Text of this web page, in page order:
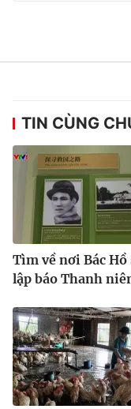
® Cấm sao chép dưới
thuận bằng văn bản.
thông tin từ website
TIN CÙNG
Tìm về nơi Bác Hồ
lập báo Thanh